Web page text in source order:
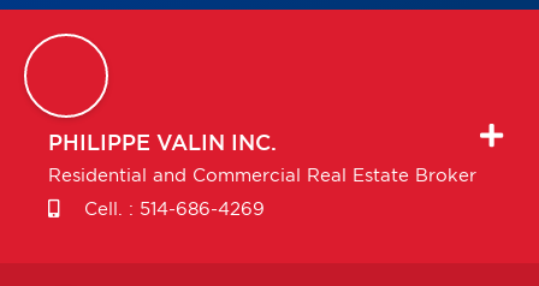
PHILIPPE VALIN INC.
Residential and Commercial Real Estate Broker
Cell. : 514-686-4269